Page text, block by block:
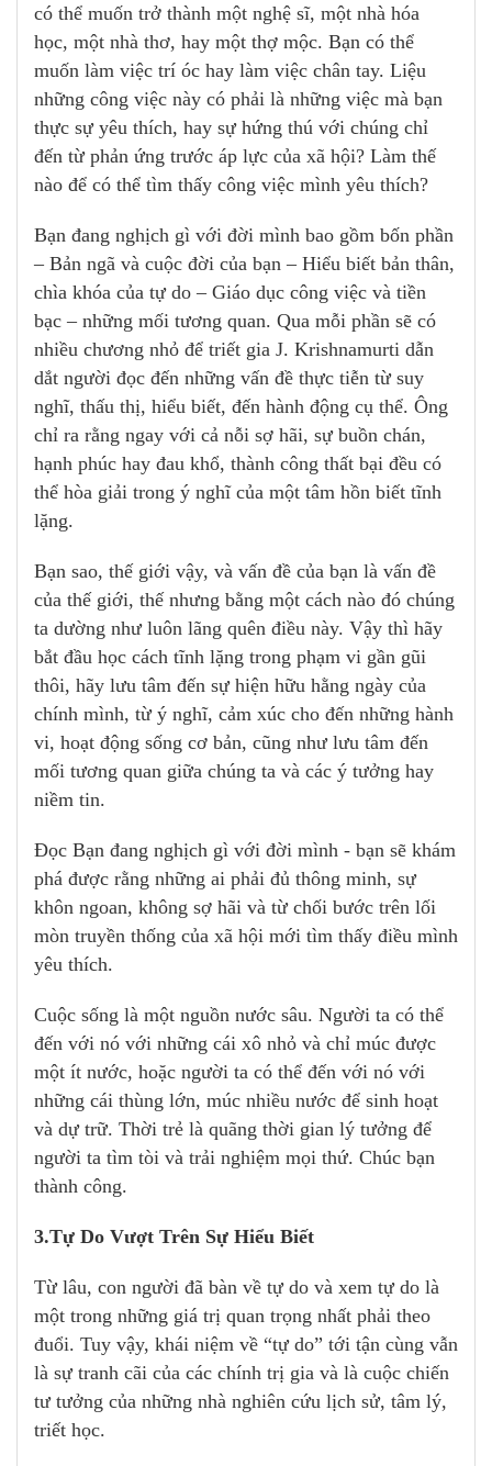
có thể muốn trở thành một nghệ sĩ, một nhà hóa
học, một nhà thơ, hay một thợ mộc. Bạn có thể
muốn làm việc trí óc hay làm việc chân tay. Liệu
những công việc này có phải là những việc mà bạn
thực sự yêu thích, hay sự hứng thú với chúng chỉ
đến từ phản ứng trước áp lực của xã hội? Làm thế
nào để có thể tìm thấy công việc mình yêu thích?
Bạn đang nghịch gì với đời mình bao gồm bốn phần
– Bản ngã và cuộc đời của bạn – Hiểu biết bản thân,
chìa khóa của tự do – Giáo dục công việc và tiền
bạc – những mối tương quan. Qua mỗi phần sẽ có
nhiều chương nhỏ để triết gia J. Krishnamurti dẫn
dắt người đọc đến những vấn đề thực tiễn từ suy
nghĩ, thấu thị, hiểu biết, đến hành động cụ thể. Ông
chỉ ra rằng ngay với cả nỗi sợ hãi, sự buồn chán,
hạnh phúc hay đau khổ, thành công thất bại đều có
thể hòa giải trong ý nghĩ của một tâm hồn biết tĩnh
lặng.
Bạn sao, thế giới vậy, và vấn đề của bạn là vấn đề
của thế giới, thế nhưng bằng một cách nào đó chúng
ta dường như luôn lãng quên điều này. Vậy thì hãy
bắt đầu học cách tĩnh lặng trong phạm vi gần gũi
thôi, hãy lưu tâm đến sự hiện hữu hằng ngày của
chính mình, từ ý nghĩ, cảm xúc cho đến những hành
vi, hoạt động sống cơ bản, cũng như lưu tâm đến
mối tương quan giữa chúng ta và các ý tưởng hay
niềm tin.
Đọc Bạn đang nghịch gì với đời mình - bạn sẽ khám
phá được rằng những ai phải đủ thông minh, sự
khôn ngoan, không sợ hãi và từ chối bước trên lối
mòn truyền thống của xã hội mới tìm thấy điều mình
yêu thích.
Cuộc sống là một nguồn nước sâu. Người ta có thể
đến với nó với những cái xô nhỏ và chỉ múc được
một ít nước, hoặc người ta có thể đến với nó với
những cái thùng lớn, múc nhiều nước để sinh hoạt
và dự trữ. Thời trẻ là quãng thời gian lý tưởng để
người ta tìm tòi và trải nghiệm mọi thứ. Chúc bạn
thành công.
3.Tự Do Vượt Trên Sự Hiểu Biết
Từ lâu, con người đã bàn về tự do và xem tự do là
một trong những giá trị quan trọng nhất phải theo
đuổi. Tuy vậy, khái niệm về “tự do” tới tận cùng vẫn
là sự tranh cãi của các chính trị gia và là cuộc chiến
tư tưởng của những nhà nghiên cứu lịch sử, tâm lý,
triết học.